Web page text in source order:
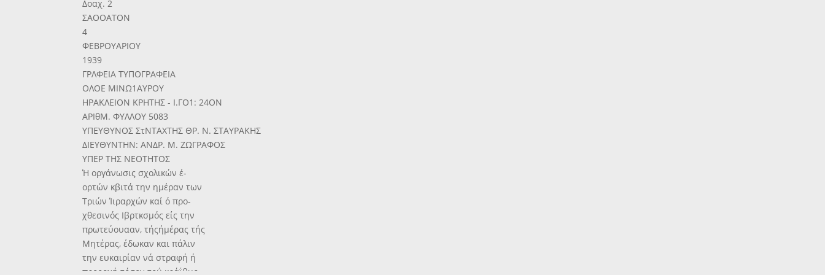
Δοαχ. 2
ΣΑΟΟΑΤΟΝ
4
ΦΕΒΡΟΥΑΡΙΟΥ
1939
ΓΡΛΦΕΙΑ ΤΥΠΟΓΡΑΦΕΙΑ
ΟΛΟΕ ΜΙΝΩ1ΑΥΡΟΥ
ΗΡΑΚΛΕΙΟΝ ΚΡΗΤΗΣ - Ι.ΓΟ1: 24ΟΝ
ΑΡΙθΜ. ΦΥΛΛΟΥ 5083
ΥΠΕΥΘΥΝΟΣ ΣτΝΤΑΧΤΗΣ ΘΡ. Ν. ΣΤΑΥΡΑΚΗΣ
ΔΙΕΥΘΥΝΤΗΝ: ΑΝΔΡ. Μ. ΖΩΓΡΑΦΟΣ
ΥΠΕΡ ΤΗΣ ΝΕΟΤΗΤΟΣ
Ή οργάνωσις σχολικών έ-
ορτών κβιτά την ημέραν των
Τριών Ίιραρχών καί ό προ-
χθεσινός Ιβρτκσμός είς την
πρωτεύουααν, τήςήμέρας τής
Μητέρας, έδωκαν και πάλιν
την ευκαιρίαν νά στραφή ή
προοοχή τόσον τοΰ κράΐβυς